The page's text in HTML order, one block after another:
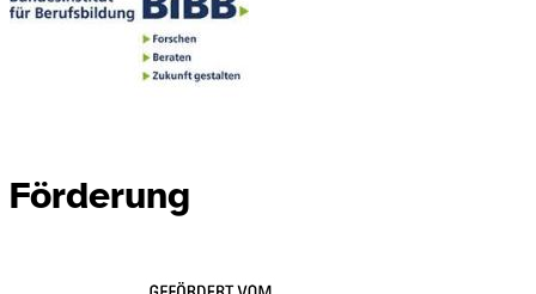
Förderung